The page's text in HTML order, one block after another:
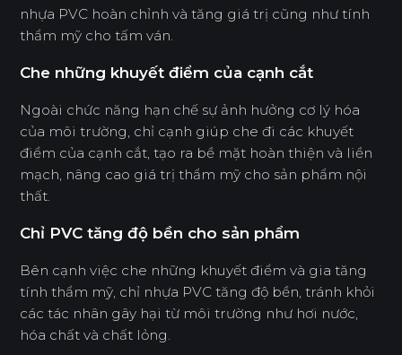
nhựa PVC hoàn chỉnh và tăng giá trị cũng như tính
thẩm mỹ cho tấm ván.
Che những khuyết điểm của cạnh cắt
Ngoài chức năng hạn chế sự ảnh hưởng cơ lý hóa
của môi trường, chỉ cạnh giúp che đi các khuyết
điểm của cạnh cắt, tạo ra bề mặt hoàn thiện và liền
mạch, nâng cao giá trị thẩm mỹ cho sản phẩm nội
thất.
Chỉ PVC tăng độ bền cho sản phẩm
Bên cạnh việc che những khuyết điểm và gia tăng
tính thẩm mỹ, chỉ nhựa PVC tăng độ bền, tránh khỏi
các tác nhân gây hại từ môi trường như hơi nước,
hóa chất và chất lỏng.